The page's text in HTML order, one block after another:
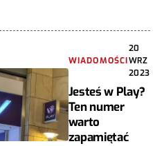
WIADOMOŚCI
20
WRZ
2023
Jesteś w Play?
Ten numer
warto
zapamiętać